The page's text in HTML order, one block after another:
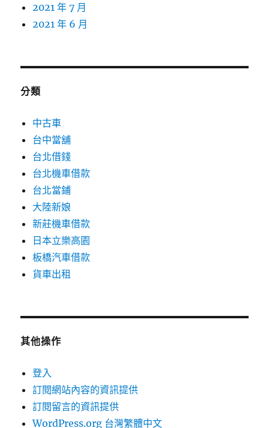
2021 年 7 月
2021 年 6 月
分類
中古車
台中當舖
台北借錢
台北機車借款
台北當鋪
大陸新娘
新莊機車借款
日本立樂高園
板橋汽車借款
貨車出租
其他操作
登入
訂閱網站內容的資訊提供
訂閱留言的資訊提供
WordPress.org 台灣繁體中文